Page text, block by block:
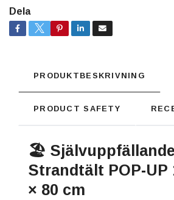
Dela
PRODUKTBESKRIVNING
PRODUCT SAFETY
🏖️ Självuppfällande
Strandtält POP-UP
× 80 cm